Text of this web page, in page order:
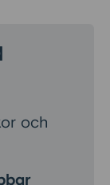
och